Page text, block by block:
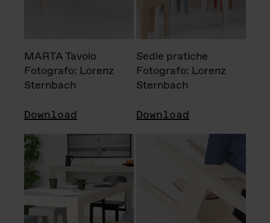
MARTA Tavolo
Fotografo: Lorenz
Sternbach
Download
Sedie pratiche
Fotografo: Lorenz
Sternbach
Download